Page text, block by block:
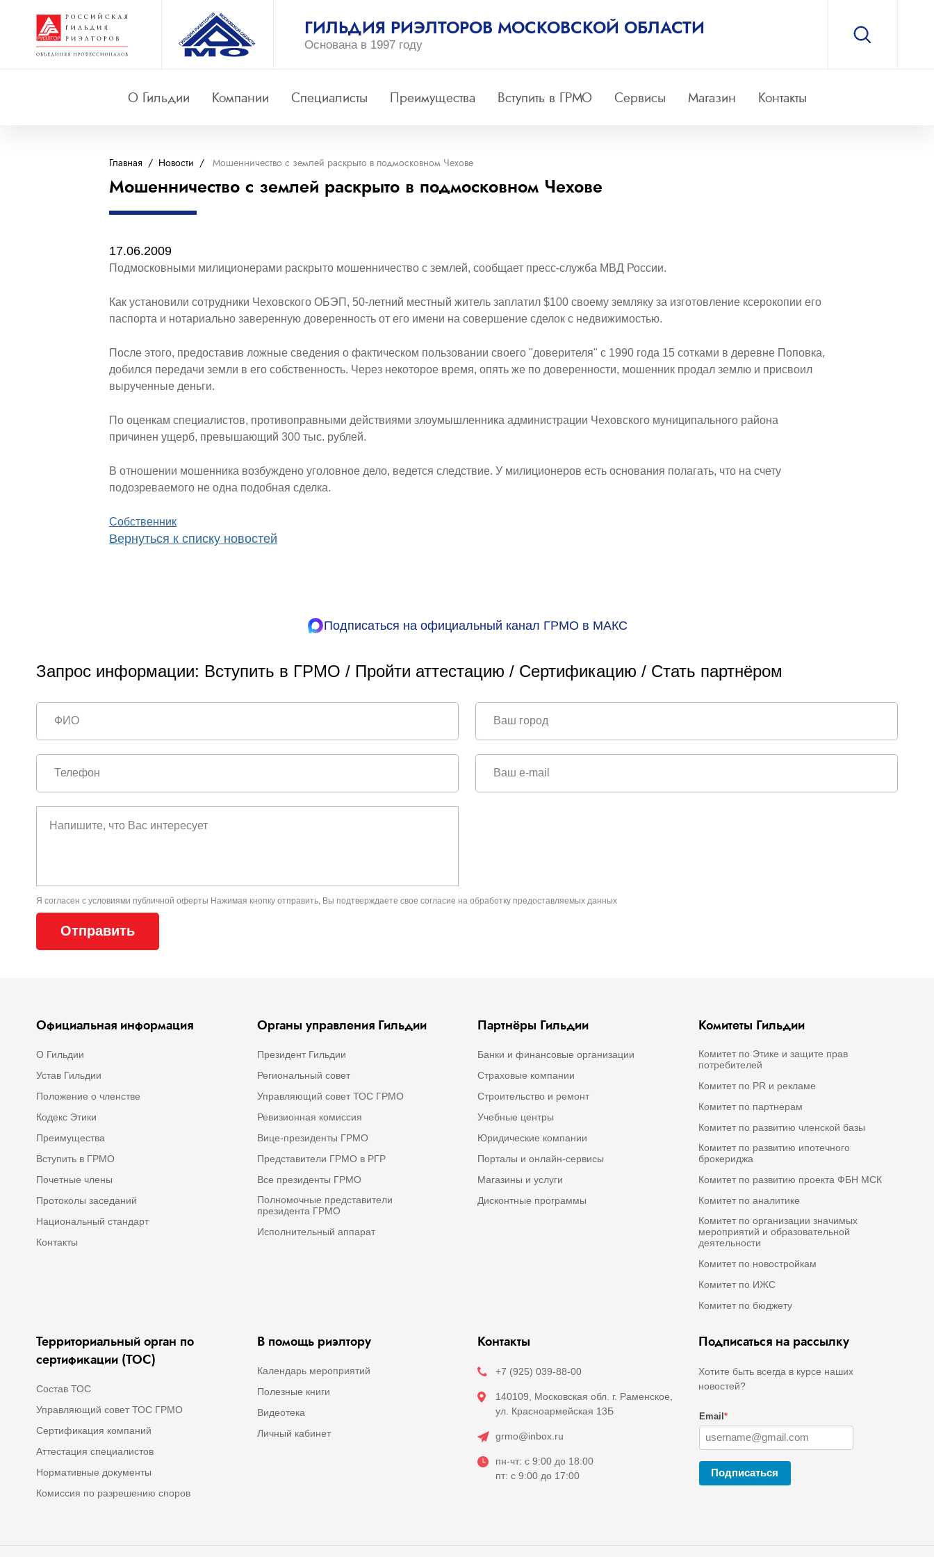
ГИЛЬДИЯ РИЭЛТОРОВ МОСКОВСКОЙ ОБЛАСТИ
Основана в 1997 году
О Гильдии Компании Специалисты Преимущества Вступить в ГРМО Сервисы Магазин Контакты
Главная / Новости / Мошенничество с землей раскрыто в подмосковном Чехове
Мошенничество с землей раскрыто в подмосковном Чехове
17.06.2009
Подмосковными милиционерами раскрыто мошенничество с землей, сообщает пресс-служба МВД России.
Как установили сотрудники Чеховского ОБЭП, 50-летний местный житель заплатил $100 своему земляку за изготовление ксерокопии его
паспорта и нотариально заверенную доверенность от его имени на совершение сделок с недвижимостью.
После этого, предоставив ложные сведения о фактическом пользовании своего "доверителя" с 1990 года 15 сотками в деревне Поповка,
добился передачи земли в его собственность. Через некоторое время, опять же по доверенности, мошенник продал землю и присвоил
вырученные деньги.
По оценкам специалистов, противоправными действиями злоумышленника администрации Чеховского муниципального района
причинен ущерб, превышающий 300 тыс. рублей.
В отношении мошенника возбуждено уголовное дело, ведется следствие. У милиционеров есть основания полагать, что на счету
подозреваемого не одна подобная сделка.
Собственник
Вернуться к списку новостей
Подписаться на официальный канал ГРМО в МАКС
Запрос информации: Вступить в ГРМО / Пройти аттестацию / Сертификацию / Стать партнёром
Я согласен с условиями публичной оферты Нажимая кнопку отправить, Вы подтверждаете свое согласие на обработку предоставляемых данных
Официальная информация
О Гильдии
Устав Гильдии
Положение о членстве
Кодекс Этики
Преимущества
Вступить в ГРМО
Почетные члены
Протоколы заседаний
Национальный стандарт
Контакты
Органы управления Гильдии
Президент Гильдии
Региональный совет
Управляющий совет ТОС ГРМО
Ревизионная комиссия
Вице-президенты ГРМО
Представители ГРМО в РГР
Все президенты ГРМО
Полномочные представители
президента ГРМО
Исполнительный аппарат
Партнёры Гильдии
Банки и финансовые организации
Страховые компании
Строительство и ремонт
Учебные центры
Юридические компании
Порталы и онлайн-сервисы
Магазины и услуги
Дисконтные программы
Комитеты Гильдии
Комитет по Этике и защите прав
потребителей
Комитет по PR и рекламе
Комитет по партнерам
Комитет по развитию членской базы
Комитет по развитию ипотечного
брокериджа
Комитет по развитию проекта ФБН МСК
Комитет по аналитике
Комитет по организации значимых
мероприятий и образовательной
деятельности
Комитет по новостройкам
Комитет по ИЖС
Комитет по бюджету
Территориальный орган по
сертификации (ТОС)
Состав ТОС
Управляющий совет ТОС ГРМО
Сертификация компаний
Аттестация специалистов
Нормативные документы
Комиссия по разрешению споров
В помощь риэлтору
Календарь мероприятий
Полезные книги
Видеотека
Личный кабинет
Контакты
+7 (925) 039-88-00
140109, Московская обл. г. Раменское,
ул. Красноармейская 13Б
grmo@inbox.ru
пн-чт: с 9:00 до 18:00
пт: с 9:00 до 17:00
Подписаться на рассылку
Хотите быть всегда в курсе наших
новостей?
Email *
Подписаться